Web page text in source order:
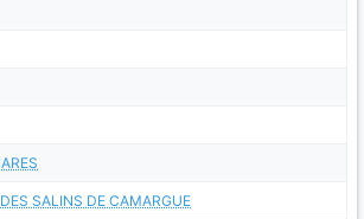
SALINS DE CAMARGUE